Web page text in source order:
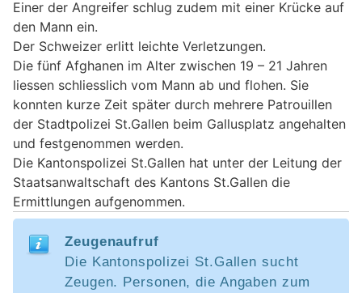
Einer der Angreifer schlug zudem mit einer Krücke auf
den Mann ein.
Der Schweizer erlitt leichte Verletzungen.
Die fünf Afghanen im Alter zwischen 19 – 21 Jahren
liessen schliesslich vom Mann ab und flohen. Sie
konnten kurze Zeit später durch mehrere Patrouillen
der Stadtpolizei St.Gallen beim Gallusplatz angehalten
und festgenommen werden.
Die Kantonspolizei St.Gallen hat unter der Leitung der
Staatsanwaltschaft des Kantons St.Gallen die
Ermittlungen aufgenommen.
Zeugenaufruf
Die Kantonspolizei St.Gallen sucht
Zeugen. Personen, die Angaben zum